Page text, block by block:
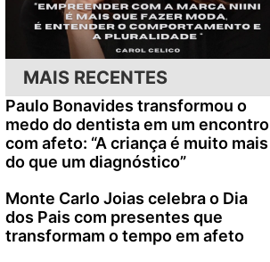
MAIS RECENTES
Paulo Bonavides transformou o
medo do dentista em um encontro
com afeto: “A criança é muito mais
do que um diagnóstico”
Monte Carlo Joias celebra o Dia
dos Pais com presentes que
transformam o tempo em afeto